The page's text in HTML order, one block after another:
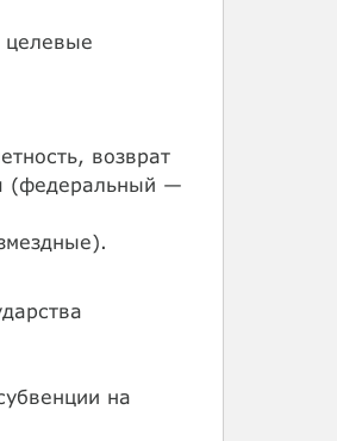
целевые
возврат
(федеральный —
на